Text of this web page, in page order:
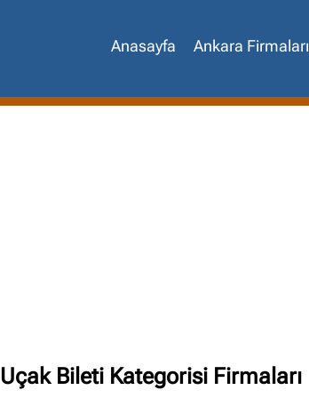
Anasayfa Ankara Firmaları
Uçak Bileti Kategorisi Firmaları